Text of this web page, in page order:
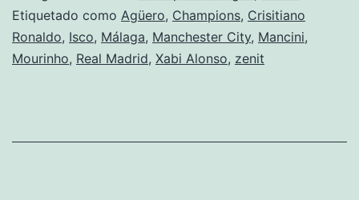
Málaga
Etiquetado como Agüero, Champions, Crisitiano
Ronaldo, Isco, Málaga, Manchester City, Mancini,
Mourinho, Real Madrid, Xabi Alonso, zenit